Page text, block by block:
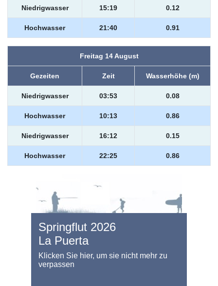
Niedrigwasser 15:19 0.12
Hochwasser 21:40 0.91
Freitag 14 August
Gezeiten Zeit Wasserhöhe (m)
Niedrigwasser 03:53 0.08
Hochwasser 10:13 0.86
Niedrigwasser 16:12 0.15
Hochwasser 22:25 0.86
Springflut 2026
La Puerta
Klicken Sie hier, um sie nicht mehr zu
verpassen